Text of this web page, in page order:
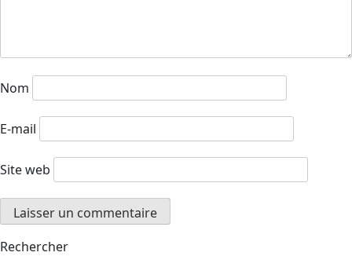
Nom
E-mail
Site web
Rechercher